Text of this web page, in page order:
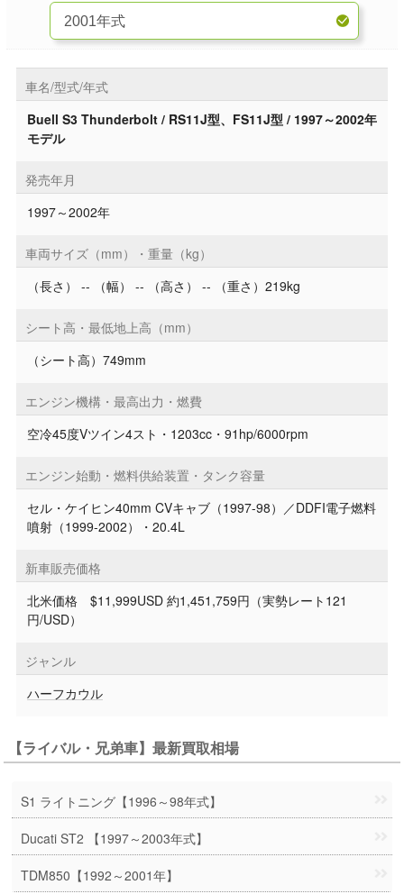
車名/型式/年式
Buell S3 Thunderbolt / RS11J型、FS11J型 / 1997～2002年
モデル
発売年月
1997～2002年
車両サイズ（mm）・重量（kg）
（長さ） -- （幅） -- （高さ） -- （重さ）219kg
シート高・最低地上高（mm）
（シート高）749mm
エンジン機構・最高出力・燃費
空冷45度Vツイン4スト・1203cc・91hp/6000rpm
エンジン始動・燃料供給装置・タンク容量
セル・ケイヒン40mm CVキャブ（1997-98）／DDFI電子燃料
噴射（1999-2002）・20.4L
新車販売価格
北米価格 $11,999USD 約1,451,759円（実勢レート121
円/USD）
ジャンル
ハーフカウル
【ライバル・兄弟車】最新買取相場
S1 ライトニング【1996～98年式】
Ducati ST2 【1997～2003年式】
TDM850【1992～2001年】